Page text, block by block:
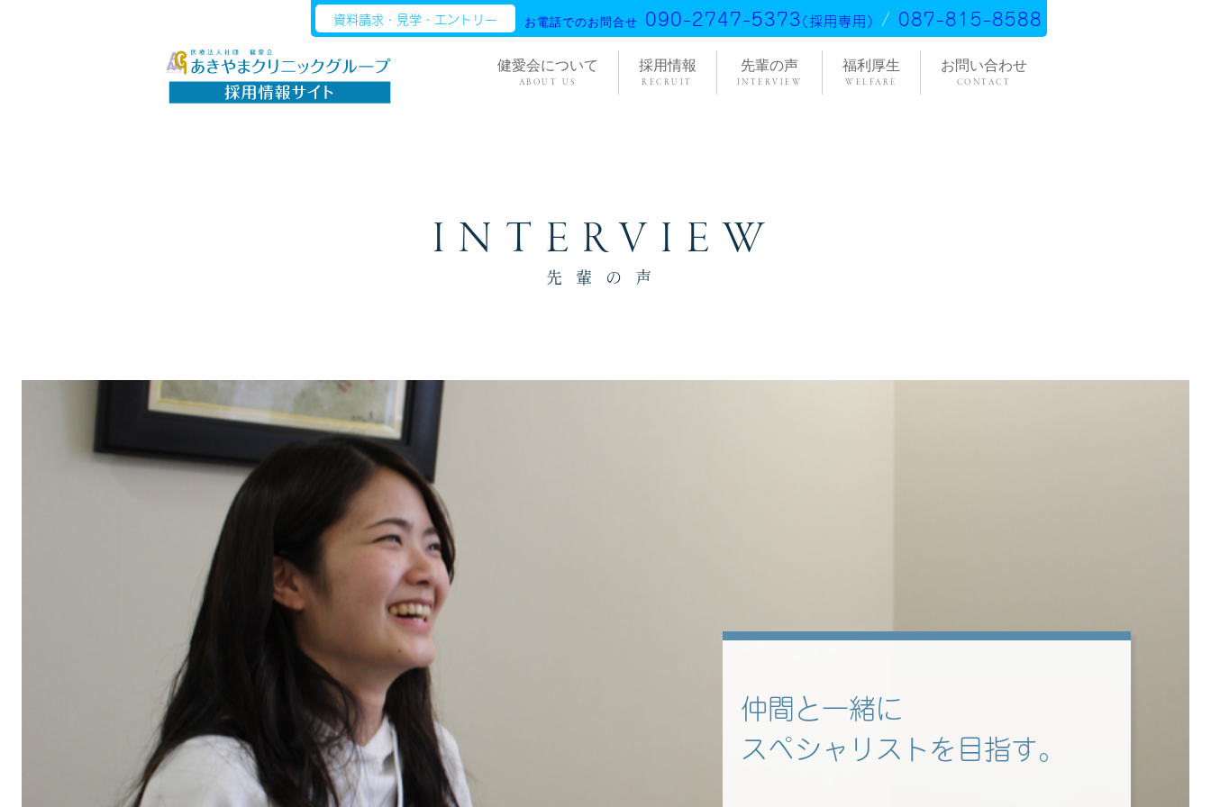
お電話でのお問合せ 090-2747-5373(採用専用) / 087-815-8588
資料請求・見学・エントリー
健愛会について
ABOUT US
採用情報
RECRUIT
先輩の声
INTERVIEW
福利厚生
WELFARE
お問い合わせ
CONTACT
INTERVIEW
先輩の声
仲間と一緒に
スペシャリストを目指す。